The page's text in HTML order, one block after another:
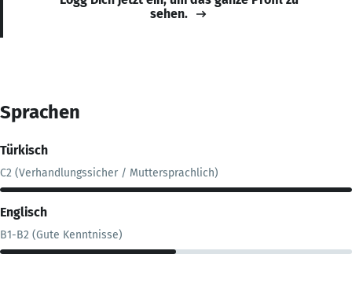
sehen.
Sprachen
Türkisch
C2 (Verhandlungssicher / Muttersprachlich)
Englisch
B1-B2 (Gute Kenntnisse)